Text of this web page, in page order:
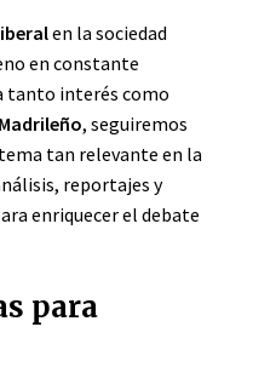
en la sociedad
en constante
tanto interés como
, seguiremos
tan relevante en la
reportajes y
enriquecer el debate
para